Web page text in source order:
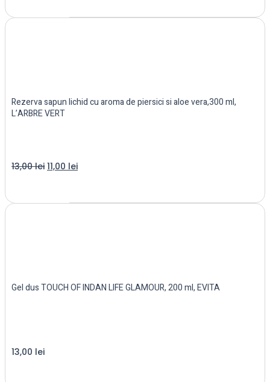
Rezerva sapun lichid cu aroma de piersici si aloe vera,300 ml,
L’ARBRE VERT
13,00lei 11,00 lei
Gel dus TOUCH OF INDAN LIFE GLAMOUR, 200 ml, EVITA
13,00 lei